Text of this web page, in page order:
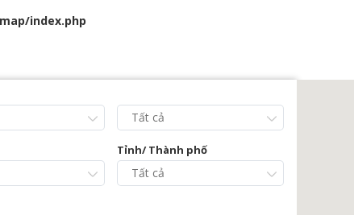
index.php
Tỉnh/ Thành phố